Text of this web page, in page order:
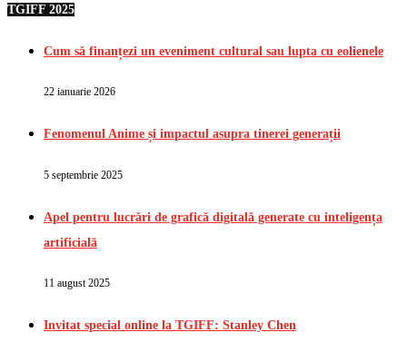
TGIFF 2025
Cum să finanțezi un eveniment cultural sau lupta cu eolienele
22 ianuarie 2026
Fenomenul Anime și impactul asupra tinerei generații
5 septembrie 2025
Apel pentru lucrări de grafică digitală generate cu inteligența
artificială
11 august 2025
Invitat special online la TGIFF: Stanley Chen